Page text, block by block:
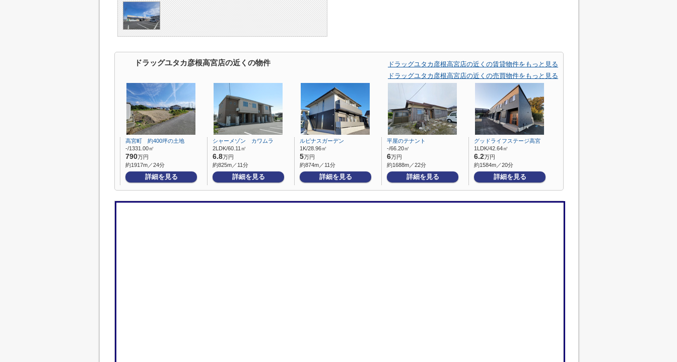
ドラッグユタカ彦根高宮店の近くの物件
ドラッグユタカ彦根高宮店の近くの賃貸物件をもっと見る
ドラッグユタカ彦根高宮店の近くの売買物件をもっと見る
高宮町 約400坪の土地
-/1331.00㎡
790万円
約1917m／24分
詳細を見る
シャーメゾン カワムラ
2LDK/60.11㎡
6.8万円
約825m／11分
詳細を見る
ルピナスガーデン
1K/28.96㎡
5万円
約874m／11分
詳細を見る
平屋のテナント
-/66.20㎡
6万円
約1688m／22分
詳細を見る
グッドライフステージ高宮
1LDK/42.64㎡
6.2万円
約1584m／20分
詳細を見る